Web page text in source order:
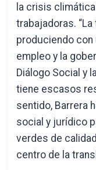
la crisis
trabajadoras.
produciendo con
empleo y la
Diálogo Social y
tiene escasos
sentido, Barrera
social y jurídico
verdes de
centro de la